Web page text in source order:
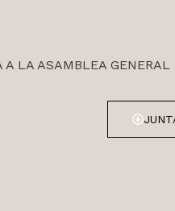
LA ASAMBLEA